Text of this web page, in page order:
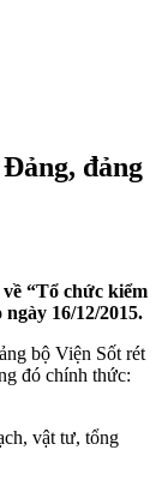
đảng
“Tổ chức kiểm
16/12/2015.
bộ Viện Sốt rét
đó chính thức:
vật tư, tổng